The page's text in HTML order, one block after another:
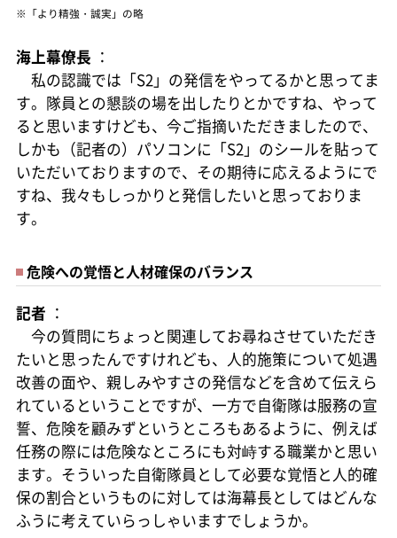
※「より精強・誠実」の略
海上幕僚長 ：
私の認識では「S2」の発信をやってるかと思ってま
す。隊員との懇談の場を出したりとかですね、やって
ると思いますけども、今ご指摘いただきましたので、
しかも（記者の）パソコンに「S2」のシールを貼って
いただいておりますので、その期待に応えるようにで
すね、我々もしっかりと発信したいと思っておりま
す。
危険への覚悟と人材確保のバランス
記者 ：
今の質問にちょっと関連してお尋ねさせていただき
たいと思ったんですけれども、人的施策について処遇
改善の面や、親しみやすさの発信などを含めて伝えら
れているということですが、一方で自衛隊は服務の宣
誓、危険を顧みずというところもあるように、例えば
任務の際には危険なところにも対峙する職業かと思い
ます。そういった自衛隊員として必要な覚悟と人的確
保の割合というものに対しては海幕長としてはどんな
ふうに考えていらっしゃいますでしょうか。